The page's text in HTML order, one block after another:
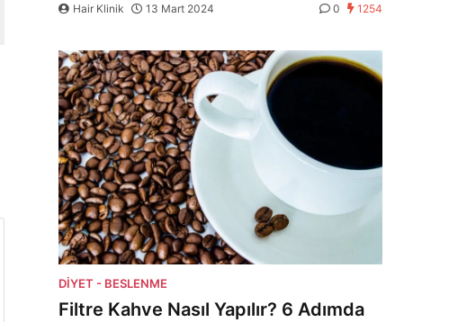
Hair Klinik 13 Mart 2024 0 1254
DIYET - BESLENME
Filtre Kahve Nasıl Yapılır? 6 Adımda